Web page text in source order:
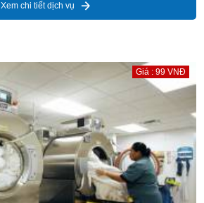
Xem chi tiết dịch vụ
Giá : 99 VNĐ